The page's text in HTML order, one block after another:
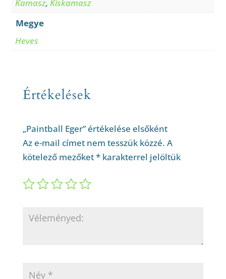
Kamasz, Kiskamasz
Megye
Heves
Értékelések
„Paintball Eger” értékelése elsőként
Az e-mail címet nem tesszük közzé. A
kötelező mezőket*karakterrel jelöltük